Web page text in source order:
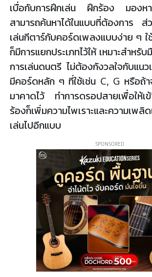
เบื่อกับการฝึกเล่น ฝึกร้อง มองหา
สามารถค้นหาได้ในแบบที่ต้องการ ส่
เล่นกีตาร์กับคอร์ดเพลงแบบง่าย ๆ ใ
ก็มีการแยกประเภทไว้ให้ เหมาะสำหรับ
การเล่นดนตรี ไม่ต้องกังวลใจกับแนว
มีคอร์ดหลัก ๆ ที่ใช้เช่น C, G หรือถ้า
มาคาดไว้ ทำการดรอปสายเพื่อให้เ
ร้องก็เพิ่มความไพเราะและความเพลิ
เล่นไปอีกแบบ
SPONSORED